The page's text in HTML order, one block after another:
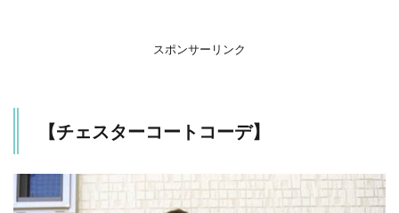
スポンサーリンク
【チェスターコートコーデ】